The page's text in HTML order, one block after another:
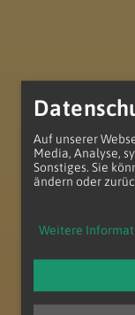
Auf unserer
Media, Analyse,
Sonstiges. Sie
ändern oder
Weitere